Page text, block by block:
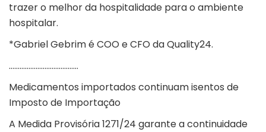
trazer o melhor da hospitalidade para o ambiente
hospitalar.
*Gabriel Gebrim é COO e CFO da Quality24.
…………………………………
Medicamentos importados continuam isentos de
Imposto de Importação
A Medida Provisória 1271/24 garante a continuidade